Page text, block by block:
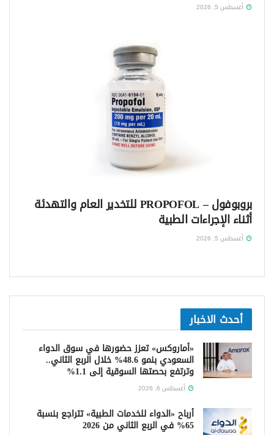
أغسطس 5, 2026
بروبوفول – PROPOFOL للتخدير العام والتهدئة
أثناء الإجراءات الطبية
أغسطس 5, 2026
أحدث الاخبار
«أماروكس» تعزز حضورها في سوق الدواء
السعودي بنمو 48.6% خلال الربع الثاني..
وترتفع بحصتها السوقية إلى 1.1%
أغسطس 6, 2026
أرباح «الدواء للخدمات الطبية» تتراجع بنسبة
65% في الربع الثاني من 2026